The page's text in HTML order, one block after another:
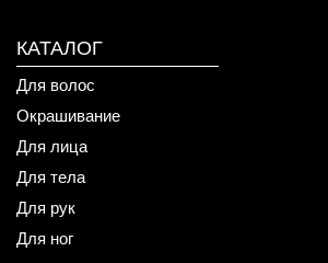
КАТАЛОГ
Для волос
Окрашивание
Для лица
Для тела
Для рук
Для ног